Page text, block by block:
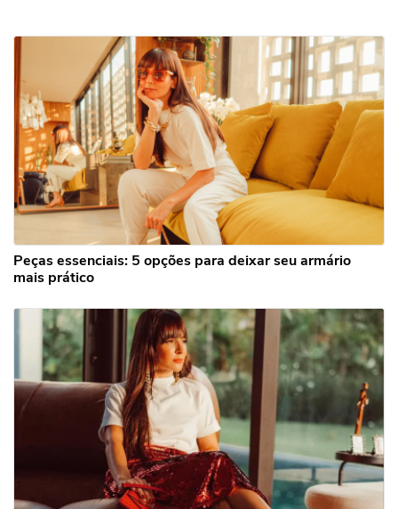
Peças essenciais: 5 opções para deixar seu armário
mais prático